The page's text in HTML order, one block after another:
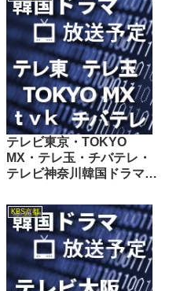
テレビ東京・TOKYO
MX・テレ玉・チバテレ・
テレビ神奈川韓国ドラマ週
10/01
KBS京都